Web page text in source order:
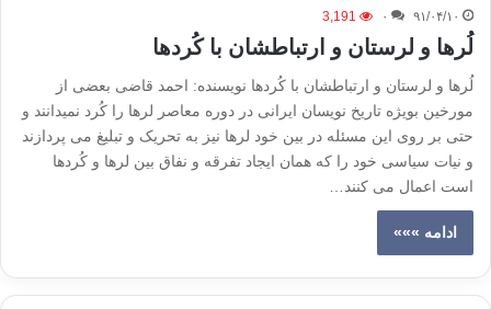
۹۱/۰۴/۱۰ ۰ 3,191
لُرها و لرستان و ارتباطشان با کُردها
لُرها و لرستان و ارتباطشان با کُردها نویسنده: احمد قاضی بعضی از
مورخین بویژه تاریخ نویسان ایرانی در دوره معاصر لرها را کُرد نمیدانند و
حتی بر روی این مسئله در بین خود لرها نیز به تحریک و تبلیغ می پردازند
و نیات سیاسی خود را که همان ایجاد تفرقه و نفاق بین لرها و کُردها
است اعمال می کنند…
ادامه »»»